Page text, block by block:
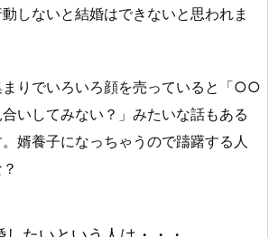
しないと結婚はできないと思われま
まりでいろいろ顔を売っていると「○○
いしてみない？」みたいな話もある
婿養子になっちゃうので躊躇する人